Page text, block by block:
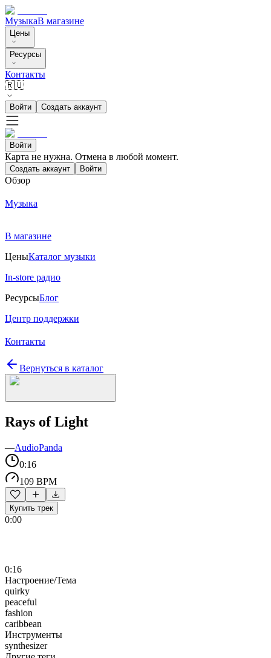
МузыкаВ магазине
Цены
Ресурсы
Контакты
🇷🇺
Войти Создать аккаунт
Войти
Карта не нужна. Отмена в любой момент.
Создать аккаунт Войти
Обзор
Музыка
В магазине
ЦеныКаталог музыки
In-store радио
РесурсыБлог
Центр поддержки
Контакты
Вернуться в каталог
Rays of Light
—AudioPanda
0:16
109 BPM
Купить трек
0:00
0:16
Настроение/Тема
quirky
peaceful
fashion
caribbean
Инструменты
synthesizer